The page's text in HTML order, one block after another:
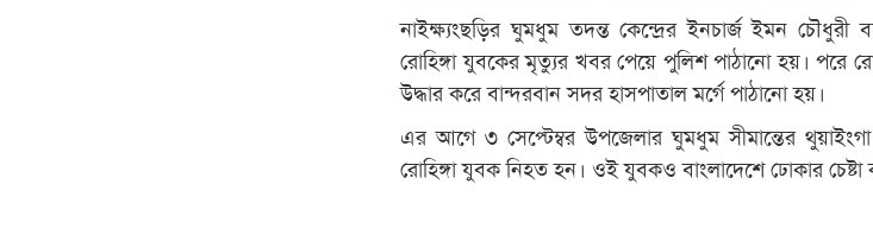
নাইক্ষ্যংছড়ির ঘুমধুম তদন্ত কেন্দ্রের ইনচার্জ ইমন চৌধুরী
রোহিঙ্গা যুবকের মৃত্যুর খবর পেয়ে পুলিশ পাঠানো হয়। পরে
উদ্ধার করে বান্দরবান সদর হাসপাতাল মর্গে পাঠানো হয়।
এর আগে ৩ সেপ্টেম্বর উপজেলার ঘুমধুম সীমান্তের
রোহিঙ্গা যুবক নিহত হন। ওই যুবকও বাংলাদেশে ঢোকার চেষ্টা